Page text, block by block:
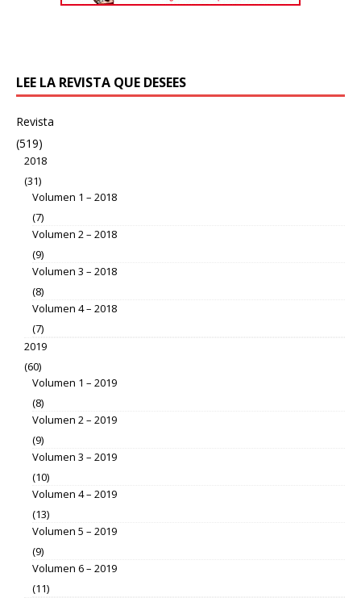
LEE LA REVISTA QUE DESEES
Revista
(519)
2018
(31)
Volumen 1 – 2018
(7)
Volumen 2 – 2018
(9)
Volumen 3 – 2018
(8)
Volumen 4 – 2018
(7)
2019
(60)
Volumen 1 – 2019
(8)
Volumen 2 – 2019
(9)
Volumen 3 – 2019
(10)
Volumen 4 – 2019
(13)
Volumen 5 – 2019
(9)
Volumen 6 – 2019
(11)